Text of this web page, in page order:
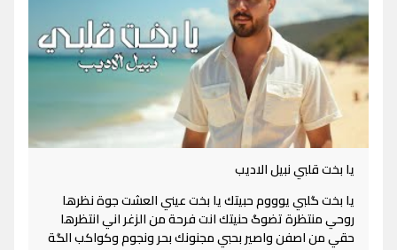
يا بخت قلبي نبيل الاديب
يا بخت گلبي يوووم حبيتك يا بخت عيني العشت جوة نظرها
روحي منتظرة تضوگ حنيتك انت فرحة من الزغر اني انتظرها
حقي من اصفن واصير بحبي مجنونك بحر ونجوم وكواكب الگة